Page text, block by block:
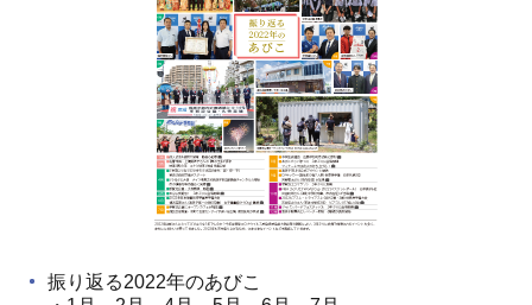
振り返る2022年のあびこ